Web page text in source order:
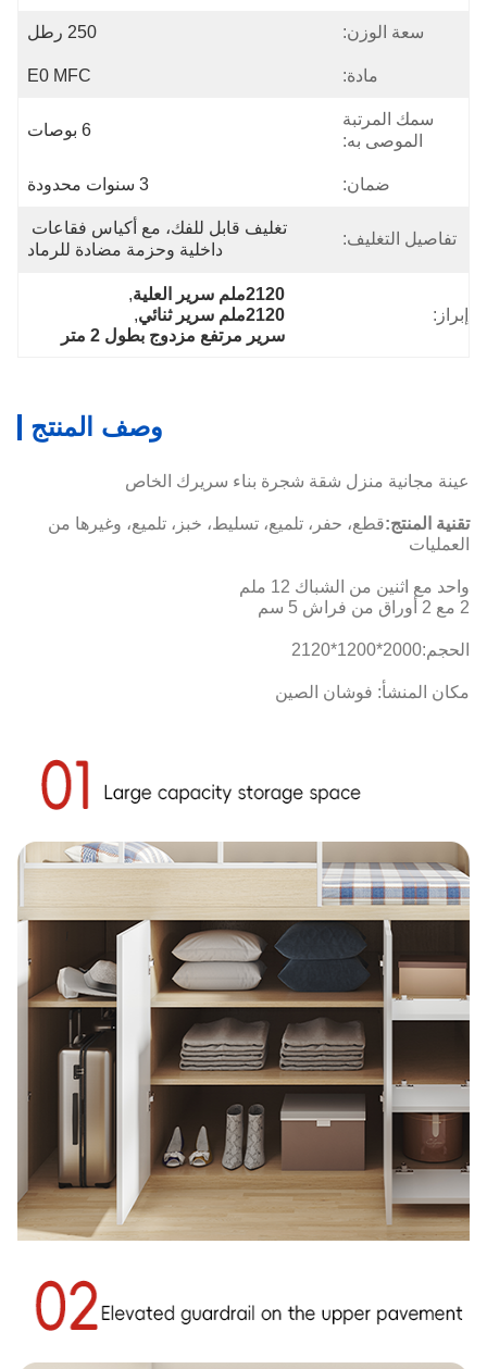
سعة الوزن: 250 رطل
مادة: E0 MFC
سمك المرتبة
الموصى به:
6 بوصات
ضمان: 3 سنوات محدودة
تفاصيل التغليف:
تغليف قابل للفك، مع أكياس فقاعات
داخلية وحزمة مضادة للرماد
إبراز:
2120ملم سرير العلية
,
2120ملم سرير ثنائي
,
سرير مرتفع مزدوج بطول 2 متر
وصف المنتج
عينة مجانية منزل شقة شجرة بناء سريرك الخاص
تقنية المنتج:قطع، حفر، تلميع، تسليط، خبز، تلميع، وغيرها من
العمليات
واحد مع اثنين من الشباك 12 ملم
2 مع 2 أوراق من فراش 5 سم
الحجم:2000*1200*2120
مكان المنشأ: فوشان الصين